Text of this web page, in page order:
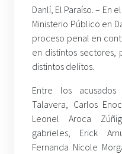
Danlí, El Paraíso. – En
Ministerio Público en
proceso penal en
en distintos sectores,
distintos delitos.
Entre los
Talavera, Carlos
Leonel Aroca
gabrieles, Erick
Fernanda Nicole